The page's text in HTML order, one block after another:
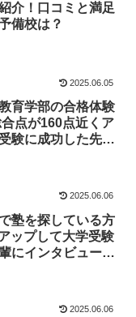
介！口コミと満足
備校は？
2025.06.05
育学部の合格体験
点が160点近くア
験に成功した先輩
2025.06.06
塾を探している方
ップして大学受験
にインタビュー！
2025.06.06